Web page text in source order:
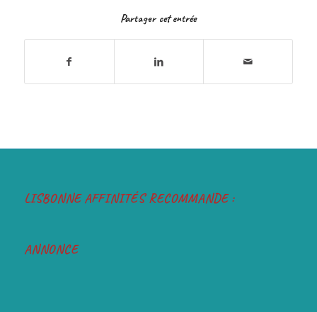
Partager cet entrée
LISBONNE AFFINITÉS RECOMMANDE :
ANNONCE